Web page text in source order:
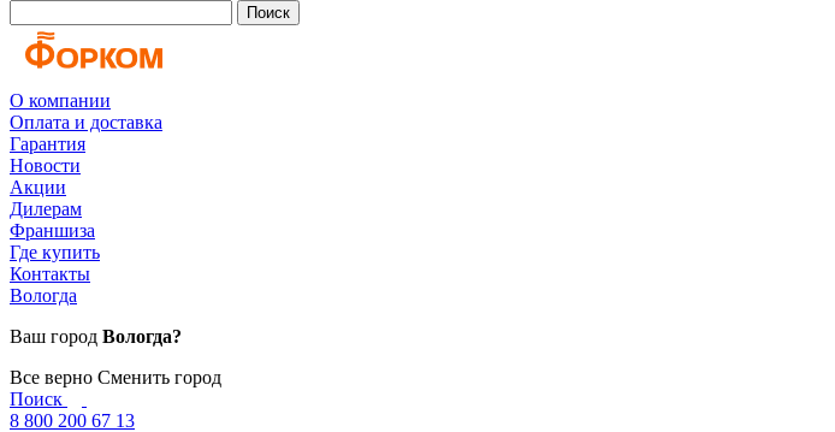
Поиск
О компании
Оплата и доставка
Гарантия
Новости
Акции
Дилерам
Франшиза
Где купить
Контакты
Вологда
Ваш город Вологда?
Все верно Сменить город
Поиск
8 800 200 67 13